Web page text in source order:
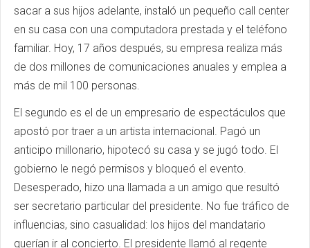
sacar a sus hijos adelante, instaló un pequeño call center
en su casa con una computadora prestada y el teléfono
familiar. Hoy, 17 años después, su empresa realiza más
de dos millones de comunicaciones anuales y emplea a
más de mil 100 personas.
El segundo es el de un empresario de espectáculos que
apostó por traer a un artista internacional. Pagó un
anticipo millonario, hipotecó su casa y se jugó todo. El
gobierno le negó permisos y bloqueó el evento.
Desesperado, hizo una llamada a un amigo que resultó
ser secretario particular del presidente. No fue tráfico de
influencias, sino casualidad: los hijos del mandatario
querían ir al concierto. El presidente llamó al regente